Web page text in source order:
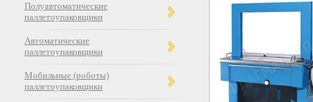
Полуавтоматические
паллетоупаковщики
Автоматические
паллетоупаковщики
Мобильные (роботы)
паллетоупаковщики